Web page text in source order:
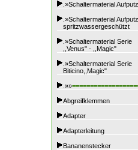
.»Schaltermaterial Aufputz
.»Schaltermaterial Aufputz
spritzwassergeschützt
.»Schaltermaterial Serie
,,Venus" - ,,Magic"
.»Schaltermaterial Serie
Biticino,,Magic"
.»»
Abgreifklemmen
Adapter
Adapterleitung
Bananenstecker